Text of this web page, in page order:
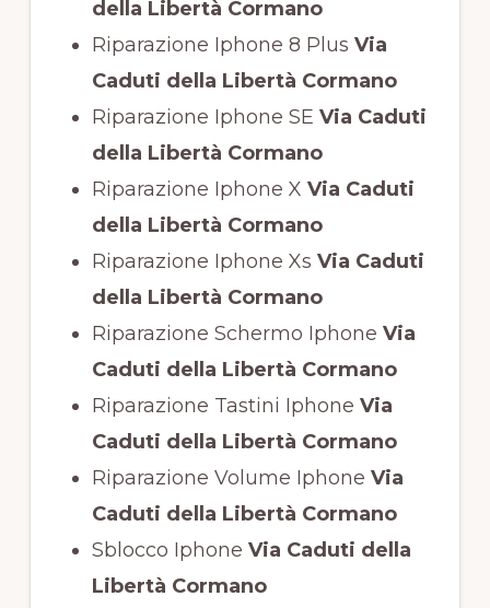
della Libertà Cormano
Riparazione Iphone 8 Plus Via
Caduti della Libertà Cormano
Riparazione Iphone SE Via Caduti
della Libertà Cormano
Riparazione Iphone X Via Caduti
della Libertà Cormano
Riparazione Iphone Xs Via Caduti
della Libertà Cormano
Riparazione Schermo Iphone Via
Caduti della Libertà Cormano
Riparazione Tastini Iphone Via
Caduti della Libertà Cormano
Riparazione Volume Iphone Via
Caduti della Libertà Cormano
Sblocco Iphone Via Caduti della
Libertà Cormano